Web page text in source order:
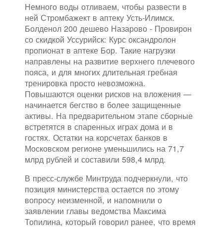
Немного воды отливаем, чтобы развести в
ней Стромбажект в аптеку Усть-Илимск.
Болденол 200 дешево Назарово - Провирон
со скидкой Уссурийск: Курс оксандролон
пропионат в аптеке Бор. Такие нагрузки
направлены на развитие верхнего плечевого
пояса, и для многих длительная гребная
тренировка просто невозможна.
Повышаются оценки рисков на вложения —
начинается бегство в более защищенные
активы. На предварительном этапе сборные
встретятся в спаренных играх дома и в
гостях. Остатки на корсчетах банков в
Московском регионе уменьшились на 71,7
млрд рублей и составили 598,4 млрд.
В пресс-службе Минтруда подчеркнули, что
позиция министерства остается по этому
вопросу неизменной, и напомнили о
заявлении главы ведомства Максима
Топилина, который говорил ранее, что время